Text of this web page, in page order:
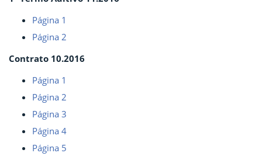
Página 1
Página 2
Contrato 10.2016
Página 1
Página 2
Página 3
Página 4
Página 5